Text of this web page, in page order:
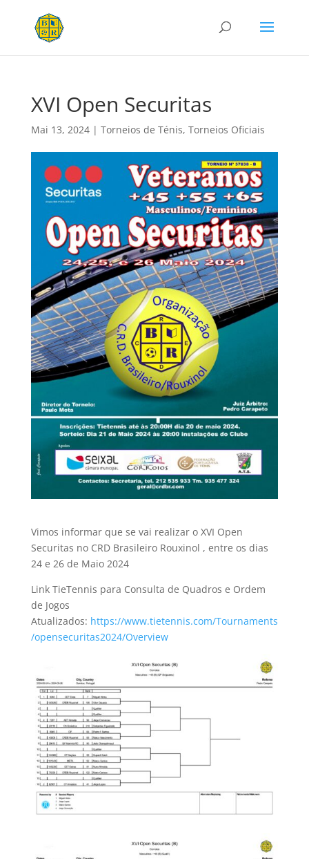
XVI Open Securitas
Mai 13, 2024| Torneios de Ténis, Torneios Oficiais
Vimos informar que se vai realizar o XVI Open
Securitas no CRD Brasileiro Rouxinol , entre os dias
24 e 26 de Maio 2024
Link TieTennis para Consulta de Quadros e Ordem
de Jogos
Atualizados: https://www.tietennis.com/Tournaments
/opensecuritas2024/Overview